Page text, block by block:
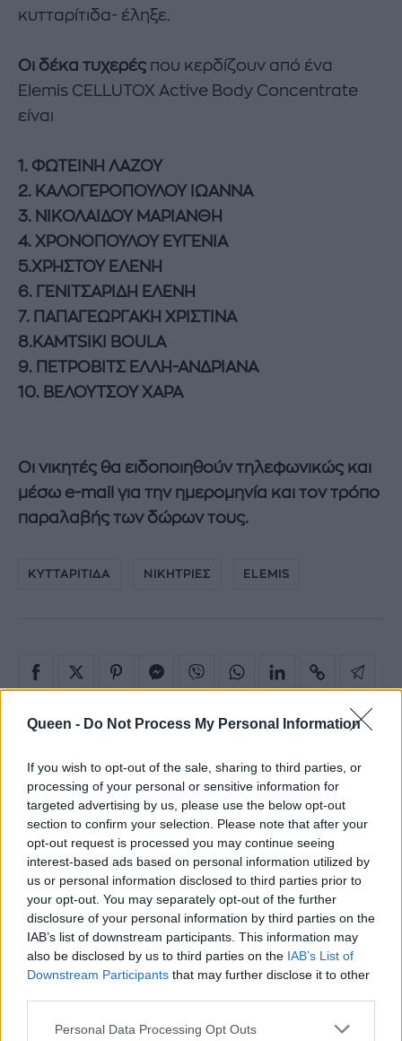
Queen - Do Not Process My Personal Information
If you wish to opt-out of the sale, sharing to third parties, or
processing of your personal or sensitive information for
targeted advertising by us, please use the below opt-out
section to confirm your selection. Please note that after your
opt-out request is processed you may continue seeing
interest-based ads based on personal information utilized by
us or personal information disclosed to third parties prior to
your opt-out. You may separately opt-out of the further
disclosure of your personal information by third parties on the
IAB’s list of downstream participants. This information may
also be disclosed by us to third parties on the IAB’s List of
Downstream Participants that may further disclose it to other
Personal Data Processing Opt Outs
κυτταρίτιδα- έληξε.
Οι δέκα τυχερές που κερδίζουν από ένα
Elemis CELLUTOX Active Body Concentrate
είναι
1. ΦΩΤΕΙΝΗ ΛΑΖΟΥ
2. ΚΑΛΟΓΕΡΟΠΟΥΛΟΥ ΙΩΑΝΝΑ
3. ΝΙΚΟΛΑΙΔΟΥ ΜΑΡΙΑΝΘΗ
4. ΧΡΟΝΟΠΟΥΛΟΥ ΕΥΓΕΝΙΑ
5.ΧΡΗΣΤΟΥ ΕΛΕΝΗ
6. ΓΕΝΙΤΣΑΡΙΔΗ ΕΛΕΝΗ
7. ΠΑΠΑΓΕΩΡΓΑΚΗ ΧΡΙΣΤΙΝΑ
8.KAMTSIKI BOULA
9. ΠΕΤΡΟΒΙΤΣ ΕΛΛΗ-ΑΝΔΡΙΑΝΑ
10. ΒΕΛΟΥΤΣΟΥ ΧΑΡΑ
Οι νικητές θα ειδοποιηθούν τηλεφωνικώς και
μέσω e-mail για την ημερομηνία και τον τρόπο
παραλαβής των δώρων τους.
ΚΥΤΤΑΡΙΤΙΔΑ ΝΙΚΗΤΡΙΕΣ ELEMIS
Related
Αυτό το καλοκαίρι έχεις την ευκαιρία να κερδίσεις
το πιο fashion statement item από την ANSTAL!
Party, θερινό και… Good Vibes Only: Κέρδισε
πρόσκληση για το πιο ξεχωριστό Cine Party της σεζόν